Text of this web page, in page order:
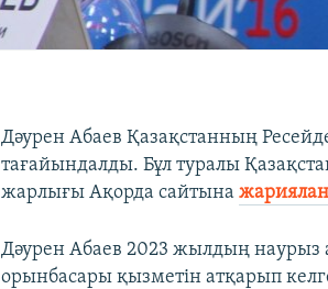
Дәурен Абаев Қазақстанның
тағайындалды. Бұл туралы
жарлығы Ақорда сайтына
Дәурен Абаев 2023 жылдың
орынбасары қызметін атқарып